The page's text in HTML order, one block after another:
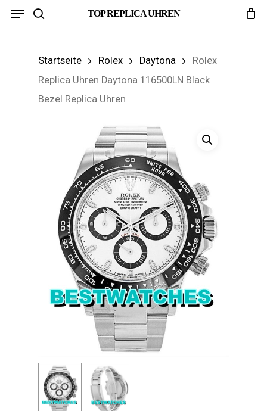
Skip
TOP REPLICA UHREN
Menu
Startseite Rolex Daytona
Rolex
Replica Uhren Daytona 116500LN Black
Bezel Replica Uhren